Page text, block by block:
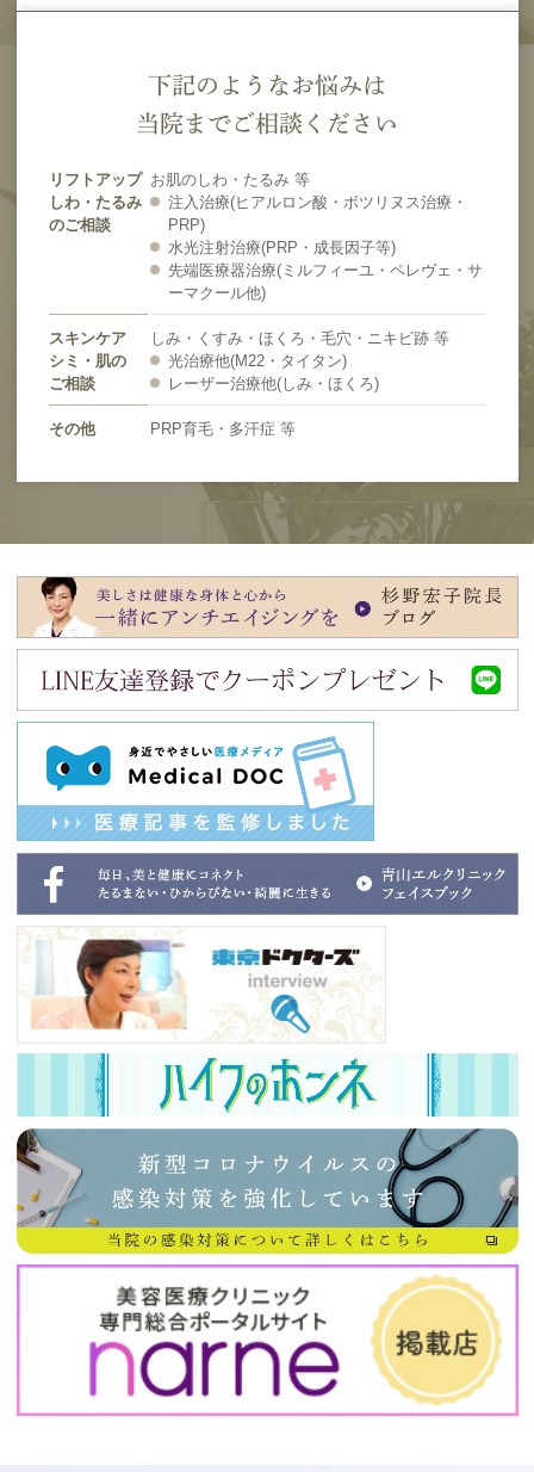
下記のようなお悩みは
当院までご相談ください
リフトアップ
しわ・たるみ
のご相談
お肌のしわ・たるみ 等
注入治療(ヒアルロン酸・ボツリヌス治療・
PRP)
水光注射治療(PRP・成長因子等)
先端医療器治療(ミルフィーユ・ペレヴェ・サ
ーマクール他)
スキンケア
シミ・肌の
ご相談
しみ・くすみ・ほくろ・毛穴・ニキビ跡 等
光治療他(M22・タイタン)
レーザー治療他(しみ・ほくろ)
その他 PRP育毛・多汗症 等